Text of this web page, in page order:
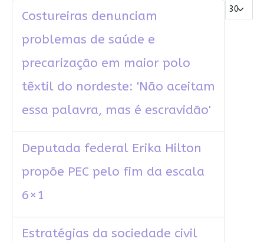
Mostrar #
Costureiras denunciam
problemas de saúde e
precarização em maior polo
têxtil do nordeste: 'Não aceitam
essa palavra, mas é escravidão'
Deputada federal Erika Hilton
propõe PEC pelo fim da escala
6×1
Estratégias da sociedade civil